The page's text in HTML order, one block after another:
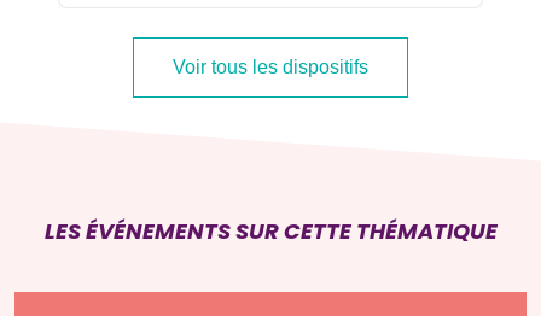
Voir tous les dispositifs
LES ÉVÉNEMENTS SUR CETTE THÉMATIQUE